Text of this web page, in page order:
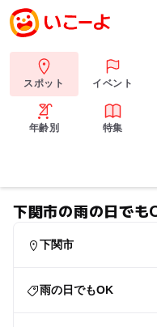
スポット イベント
年齢別 特集
下関市の雨の日で
下関市
雨の日でもOK